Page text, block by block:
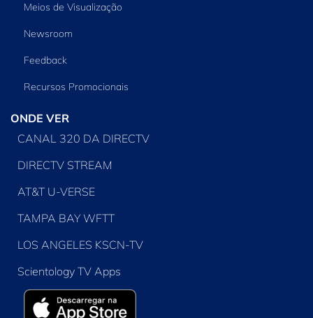
Meios de Visualização
Newsroom
Feedback
Recursos Promocionais
ONDE VER
CANAL 320 DA DIRECTV
DIRECTV STREAM
AT&T U-VERSE
TAMPA BAY WFTT
LOS ANGELES KSCN-TV
Scientology TV Apps